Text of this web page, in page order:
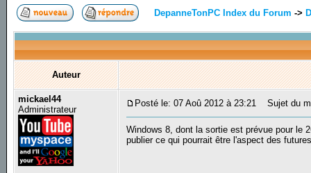
DepanneTonPC Index du Forum ->
Auteur
mickael44
Administrateur
Posté le: 07 Aoû 2012 à 23:21 Sujet du
Windows 8, dont la sortie est prévue pour le
publier ce qui pourrait être l'aspect des